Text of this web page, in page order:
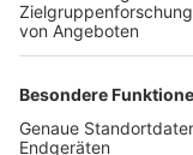
TOP-PARTNER